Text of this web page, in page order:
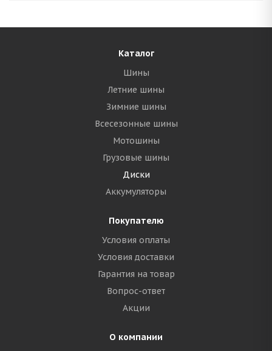
Каталог
Шины
Летние шины
Зимние шины
Всесезонные шины
Мотошины
Грузовые шины
Диски
Аккумуляторы
Покупателю
Условия оплаты
Условия доставки
Гарантия на товар
Вопрос-ответ
Акции
О компании